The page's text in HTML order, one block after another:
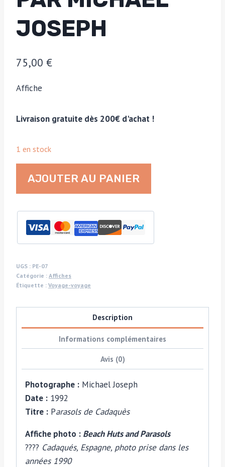
JOSEPH
75,00 €
Affiche
Livraison gratuite dès 200€ d'achat !
1 en stock
Parasols
de
Cadaques
de
la
série
"Pirelli"
shoot
par
Michael
Joseph
AJOUTER AU PANIER
UGS : PE-07
Catégorie : Affiches
Étiquette : Voyage-voyage
Description
Informations complémentaires
Avis (0)
Photographe : Michael Joseph
Date : 1992
Titre : Parasols de Cadaquès
Affiche photo : Beach Huts and Parasols
???? Cadaqués, Espagne, photo prise dans les
années 1990